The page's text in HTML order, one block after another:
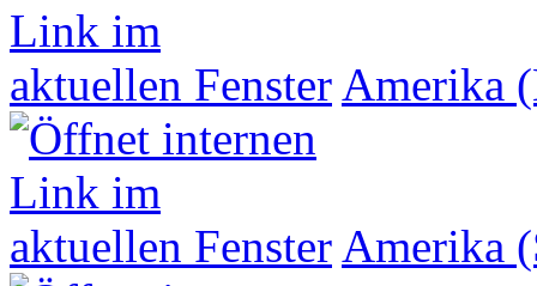
Amerika
Amerika